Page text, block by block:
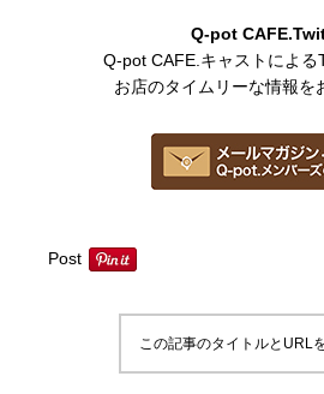
Q-pot
Q-pot CAFE.キャストによ
お店のタイムリーな情報を
Post
この記事のタイトルとURL